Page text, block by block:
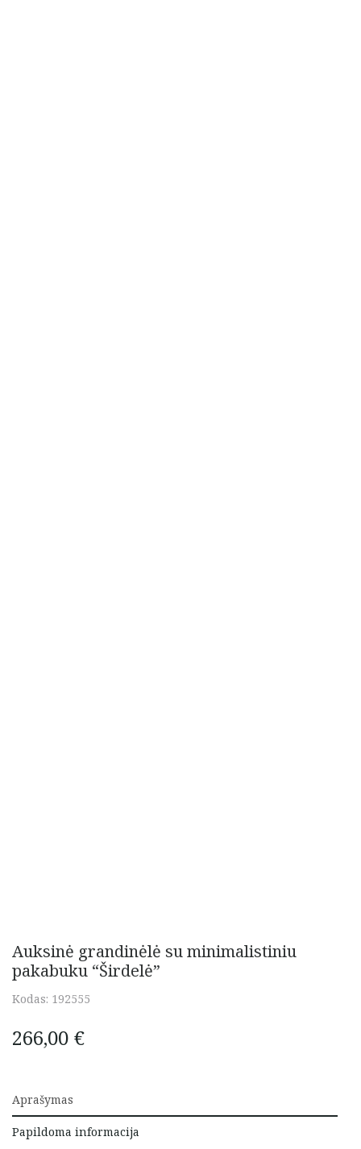
Auksinė grandinėlė su minimalistiniu
pakabuku “Širdelė”
Kodas: 192555
266,00 €
Aprašymas
Papildoma informacija